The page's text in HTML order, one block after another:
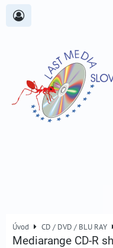
Úvod CD / DVD / BLU RAY
Mediarange CD-R